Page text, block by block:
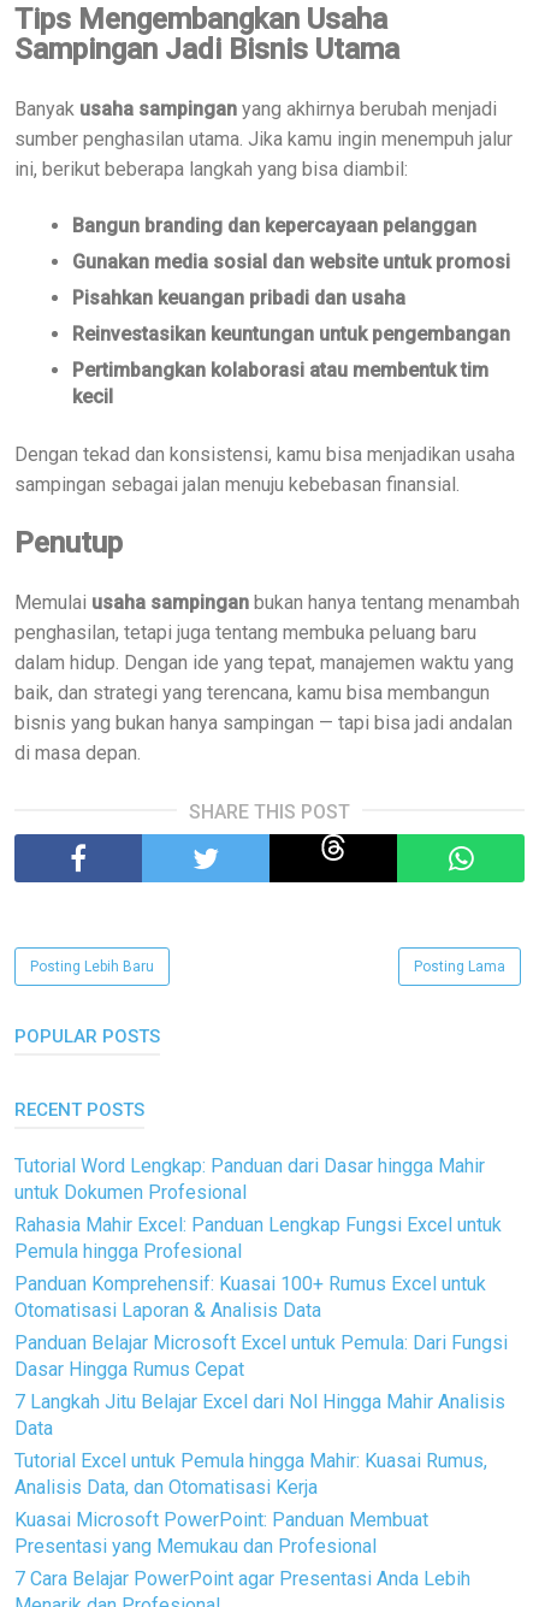
Tips Mengembangkan Usaha
Sampingan Jadi Bisnis Utama
Banyak usaha sampingan yang akhirnya berubah menjadi
sumber penghasilan utama. Jika kamu ingin menempuh jalur
ini, berikut beberapa langkah yang bisa diambil:
Bangun branding dan kepercayaan pelanggan
Gunakan media sosial dan website untuk promosi
Pisahkan keuangan pribadi dan usaha
Reinvestasikan keuntungan untuk pengembangan
Pertimbangkan kolaborasi atau membentuk tim
kecil
Dengan tekad dan konsistensi, kamu bisa menjadikan usaha
sampingan sebagai jalan menuju kebebasan finansial.
Penutup
Memulai usaha sampingan bukan hanya tentang menambah
penghasilan, tetapi juga tentang membuka peluang baru
dalam hidup. Dengan ide yang tepat, manajemen waktu yang
baik, dan strategi yang terencana, kamu bisa membangun
bisnis yang bukan hanya sampingan — tapi bisa jadi andalan
di masa depan.
SHARE THIS POST
Posting Lebih Baru Posting Lama
POPULAR POSTS
RECENT POSTS
Tutorial Word Lengkap: Panduan dari Dasar hingga Mahir
untuk Dokumen Profesional
Rahasia Mahir Excel: Panduan Lengkap Fungsi Excel untuk
Pemula hingga Profesional
Panduan Komprehensif: Kuasai 100+ Rumus Excel untuk
Otomatisasi Laporan & Analisis Data
Panduan Belajar Microsoft Excel untuk Pemula: Dari Fungsi
Dasar Hingga Rumus Cepat
7 Langkah Jitu Belajar Excel dari Nol Hingga Mahir Analisis
Data
Tutorial Excel untuk Pemula hingga Mahir: Kuasai Rumus,
Analisis Data, dan Otomatisasi Kerja
Kuasai Microsoft PowerPoint: Panduan Membuat
Presentasi yang Memukau dan Profesional
7 Cara Belajar PowerPoint agar Presentasi Anda Lebih